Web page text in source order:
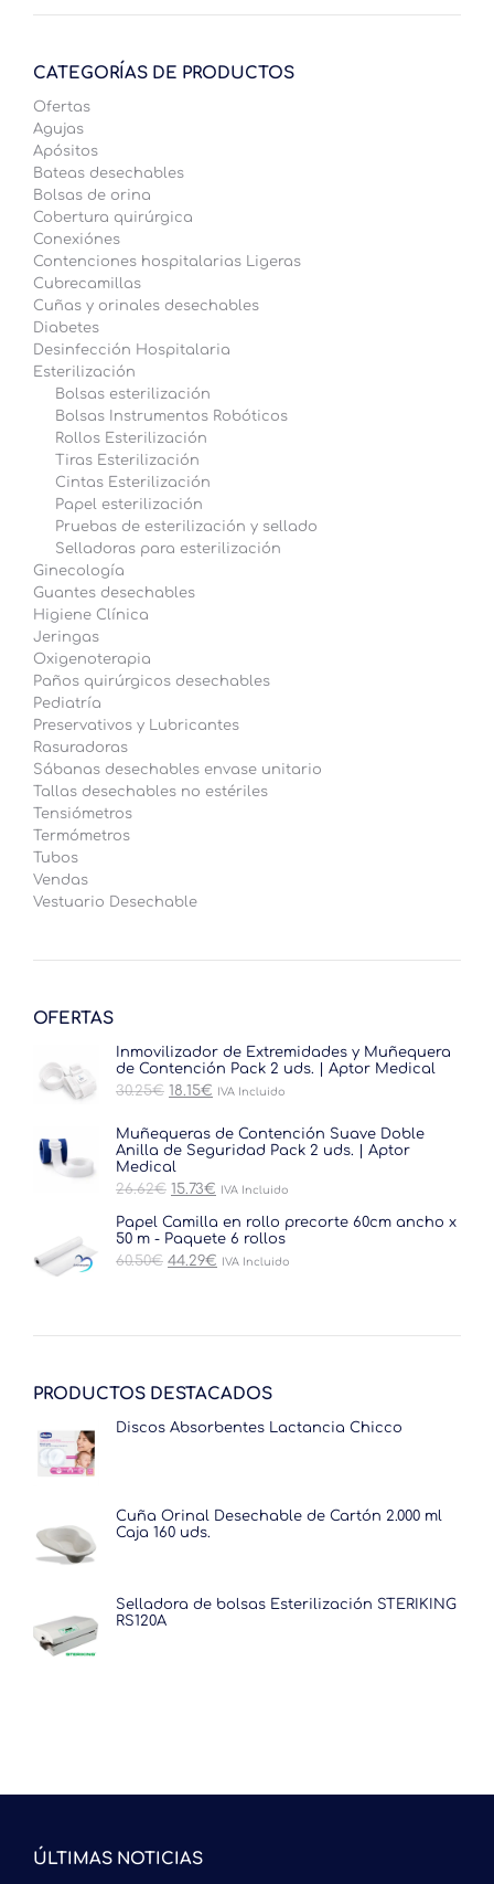
CATEGORÍAS DE PRODUCTOS
Ofertas
Agujas
Apósitos
Bateas desechables
Bolsas de orina
Cobertura quirúrgica
Conexiónes
Contenciones hospitalarias Ligeras
Cubrecamillas
Cuñas y orinales desechables
Diabetes
Desinfección Hospitalaria
Esterilización
Bolsas esterilización
Bolsas Instrumentos Robóticos
Rollos Esterilización
Tiras Esterilización
Cintas Esterilización
Papel esterilización
Pruebas de esterilización y sellado
Selladoras para esterilización
Ginecología
Guantes desechables
Higiene Clínica
Jeringas
Oxigenoterapia
Paños quirúrgicos desechables
Pediatría
Preservativos y Lubricantes
Rasuradoras
Sábanas desechables envase unitario
Tallas desechables no estériles
Tensiómetros
Termómetros
Tubos
Vendas
Vestuario Desechable
OFERTAS
Inmovilizador de Extremidades y Muñequera
de Contención Pack 2 uds. | Aptor Medical
30.25€ El
era:
30.25€.
18.15€ El
es:
18.15€.
IVA Incluido
Muñequeras de Contención Suave Doble
Anilla de Seguridad Pack 2 uds. | Aptor
Medical
26.62€ El
original
era:
26.62€.
15.73€ El
actual
es:
15.73€.
IVA Incluido
Papel Camilla en rollo precorte 60cm ancho x
50 m - Paquete 6 rollos
60.50€ El
44.29€ El
IVA Incluido
PRODUCTOS DESTACADOS
Discos Absorbentes Lactancia Chicco
Cuña Orinal Desechable de Cartón 2.000 ml
Caja 160 uds.
Selladora de bolsas Esterilización STERIKING
RS120A
ÚLTIMAS NOTICIAS